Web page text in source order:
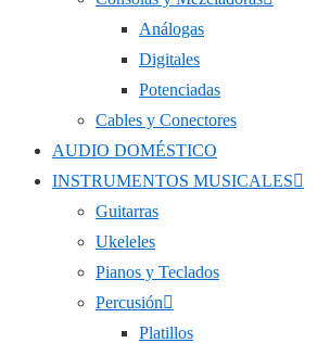
Análogas
Digitales
Potenciadas
Cables y Conectores
AUDIO DOMÉSTICO
INSTRUMENTOS MUSICALES
Guitarras
Ukeleles
Pianos y Teclados
Percusión
Platillos